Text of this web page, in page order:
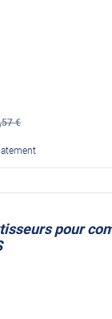
€
pour